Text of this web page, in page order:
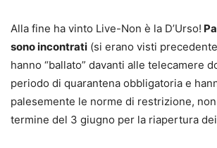
Alla fine ha vinto Live-Non è la D’Urso!
sono incontrati (si erano visti
hanno “ballato” davanti alle telecamere
periodo di quarantena obbligatoria e
palesemente le norme di restrizione,
termine del 3 giugno per la riapertura